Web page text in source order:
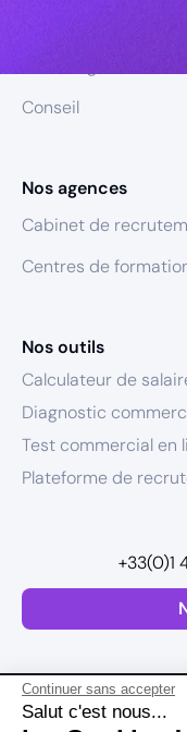
Continuer sans accepter
Salut c'est nous...
Conseil
Nos agences
Cabinet de
Centres de
Nos outils
Calculateur de
Diagnostic
Test commercial en
Plateforme de
+33(0)1